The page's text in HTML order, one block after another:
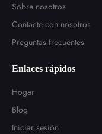
Sobre nosotros
Contacte con nosotros
Preguntas frecuentes
Enlaces rápidos
Hogar
Blog
Iniciar sesión